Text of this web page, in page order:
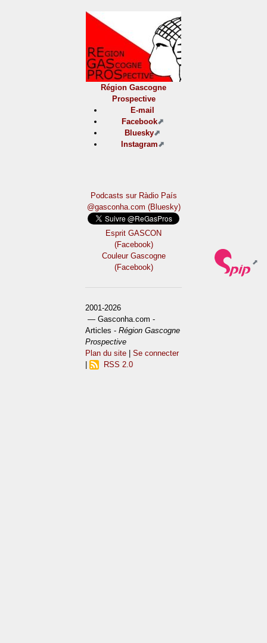
Région Gascogne
Prospective
E-mail
Facebook
Bluesky
Instagram
Podcasts sur Ràdio País
@gasconha.com (Bluesky)
Esprit GASCON
(Facebook)
Couleur Gascogne
(Facebook)
2001-2026
— Gasconha.com -
Articles -Région Gascogne
Prospective
Plan du site |Se connecter
RSS 2.0